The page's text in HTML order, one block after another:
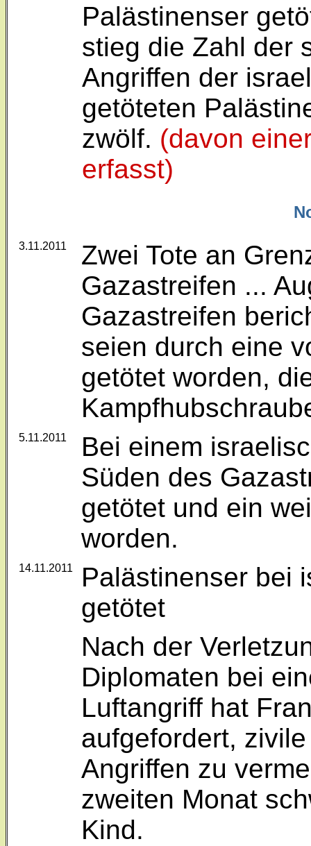
Palästinenser
stieg die Zahl der
Angriffen der
getöteten
zwölf. (davon
erfasst)
3.11.2011
Zwei Tote an
Gazastreifen ...
Gazastreifen
seien durch eine
getötet worden,
5.11.2011
Bei einem
Süden des
getötet und ein
worden.
14.11.2011
Palästinenser bei
getötet
Nach der
Diplomaten bei
Luftangriff hat
aufgefordert,
Angriffen zu
zweiten Monat
Kind.